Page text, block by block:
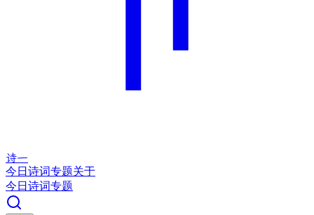
诗一
今日 诗词专题关于
今日 诗词专题